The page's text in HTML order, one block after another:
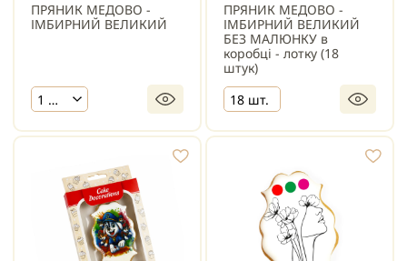
ПРЯНИК МЕДОВО -
ІМБИРНИЙ ВЕЛИКИЙ
1 шт.
ПРЯНИК МЕДОВО -
ІМБИРНИЙ ВЕЛИКИЙ
БЕЗ МАЛЮНКУ в
коробці - лотку (18
штук)
18 шт.